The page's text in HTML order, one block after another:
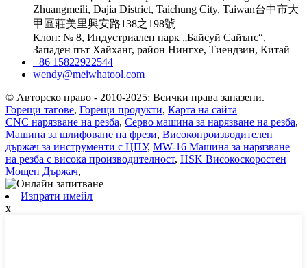
Zhuangmeili, Dajia District, Taichung City, Taiwan台中市大
甲區莊美里興安路138之198號
Клон: № 8, Индустриален парк „Байсуй Сайънс“,
Западен път Хайханг, район Нингхе, Тиендзин, Китай
+86 15822922544
wendy@meiwhatool.com
© Авторско право - 2010-2025: Всички права запазени.
Горещи тагове, Горещи продукти, Карта на сайта
CNC нарязване на резба, Серво машина за нарязване на резба,
Машина за шлифоване на фрези, Високопроизводителен
държач за инструменти с ЦПУ, MW-16 Машина за нарязване
на резба с висока производителност, HSK Високоскоростен
Мощен Държач,
Изпрати имейл
x